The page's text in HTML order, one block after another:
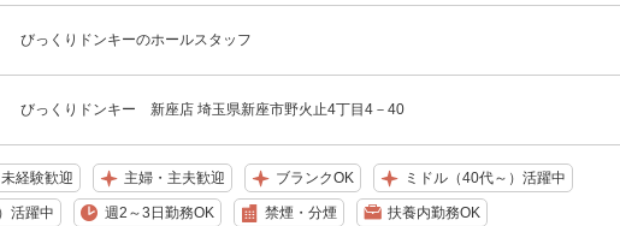
びっくりドンキーのホールスタッフ
びっくりドンキー 新座店 埼玉県新座市野火止4丁目4－40
未経験歓迎 主婦・主夫歓迎 ブランクOK ミドル（40代～）活躍中
活躍中 週2～3日勤務OK 禁煙・分煙 扶養内勤務OK